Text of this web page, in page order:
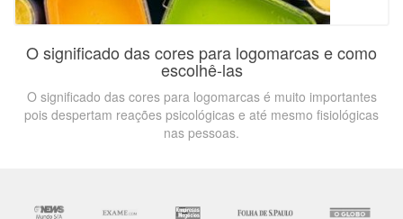
O significado das cores para logomarcas e como
escolhê-las
O significado das cores para logomarcas é muito importantes
pois despertam reações psicológicas e até mesmo fisiológicas
nas pessoas.